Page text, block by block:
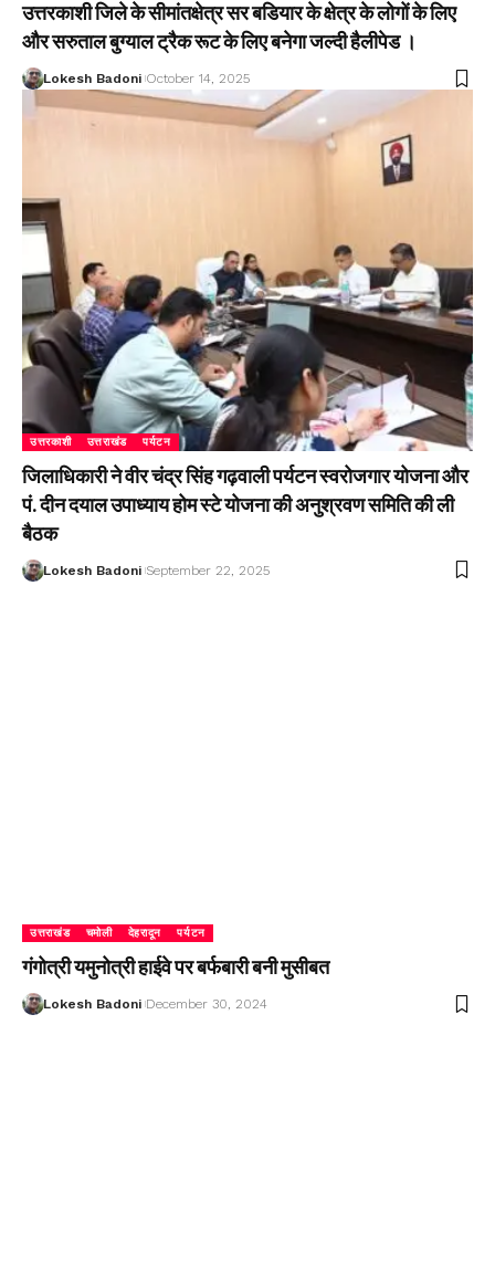
उत्तरकाशी जिले के सीमांतक्षेत्र सर बडियार के क्षेत्र के लोगों के लिए
और सरुताल बुग्याल ट्रैक रूट के लिए बनेगा जल्दी हैलीपेड ।
Lokesh Badoni October 14, 2025
उत्तरकाशी उत्तराखंड पर्यटन
जिलाधिकारी ने वीर चंद्र सिंह गढ़वाली पर्यटन स्वरोजगार योजना और
पं. दीन दयाल उपाध्याय होम स्टे योजना की अनुश्रवण समिति की ली
बैठक
Lokesh Badoni September 22, 2025
उत्तराखंड चमोली देहरादून पर्यटन
गंगोत्री यमुनोत्री हाईवे पर बर्फबारी बनी मुसीबत
Lokesh Badoni December 30, 2024